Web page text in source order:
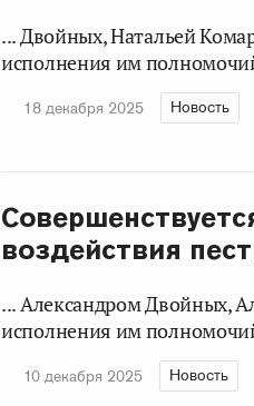
... Двойных, Натальей
исполнения им
18 декабря 2025 Новость
воздействия
... Александром Двойных,
исполнения им
10 декабря 2025 Новость